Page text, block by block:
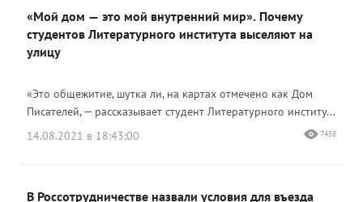
Одноклассники
«Мой дом — это мой внутренний мир». Почему
студентов Литературного института выселяют на
улицу
«Это общежитие, шутка ли, на картах отмечено как Дом
Писателей, — рассказывает студент Литературного институ...
14.08.2021 в 18:43:00
7458
В Россотрудничестве назвали условия для въезда